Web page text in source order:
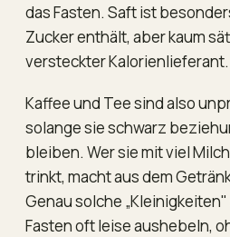
das Fasten. Saft ist
Zucker enthält, aber kaum
versteckter Kalorienlieferant.
Kaffee und Tee sind also
solange sie schwarz
bleiben. Wer sie mit viel
trinkt, macht aus dem
Genau solche
Fasten oft leise aushebeln,